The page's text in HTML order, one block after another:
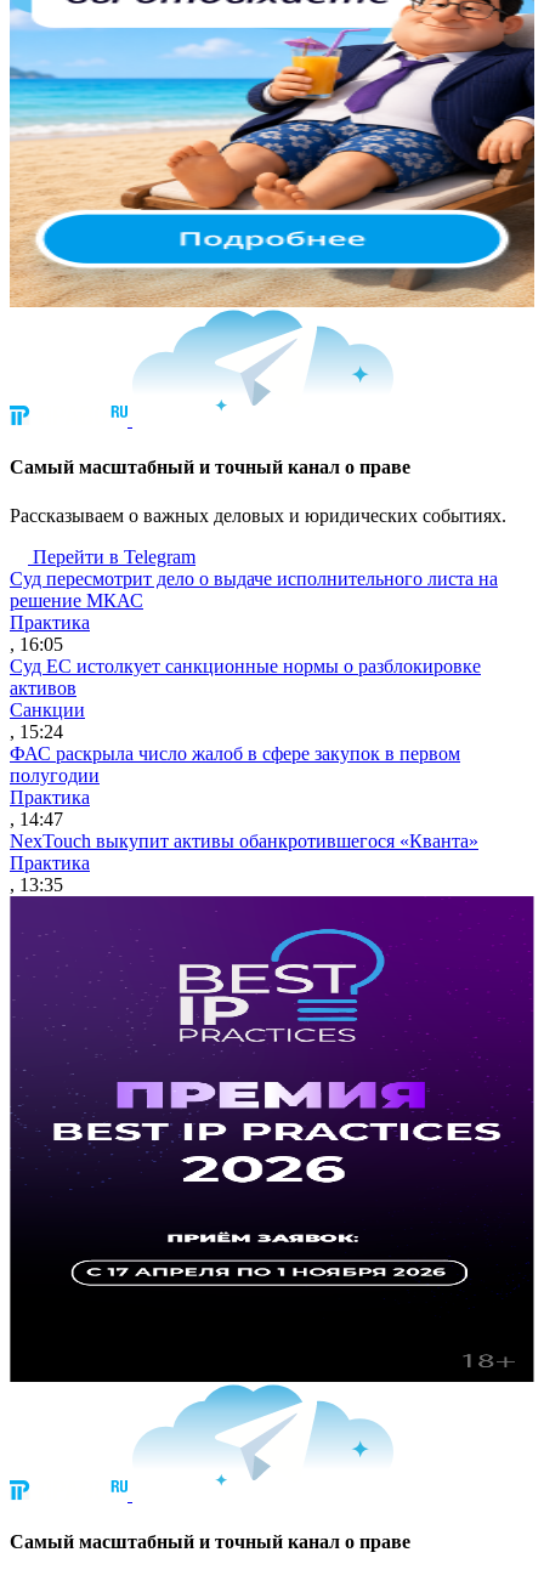
Cамый масштабный и точный канал о праве
Рассказываем о важных деловых и юридических событиях.
Перейти в Telegram
Суд пересмотрит дело о выдаче исполнительного листа на
решение МКАС
Практика
, 16:05
Суд ЕС истолкует санкционные нормы о разблокировке
активов
Санкции
, 15:24
ФАС раскрыла число жалоб в сфере закупок в первом
полугодии
Практика
, 14:47
NexTouch выкупит активы обанкротившегося «Кванта»
Практика
, 13:35
Cамый масштабный и точный канал о праве